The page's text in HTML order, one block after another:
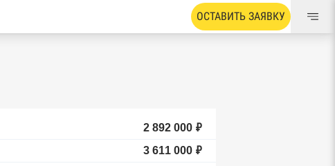
ОСТАВИТЬ ЗАЯВКУ
2 892 000 ₽
3 611 000 ₽